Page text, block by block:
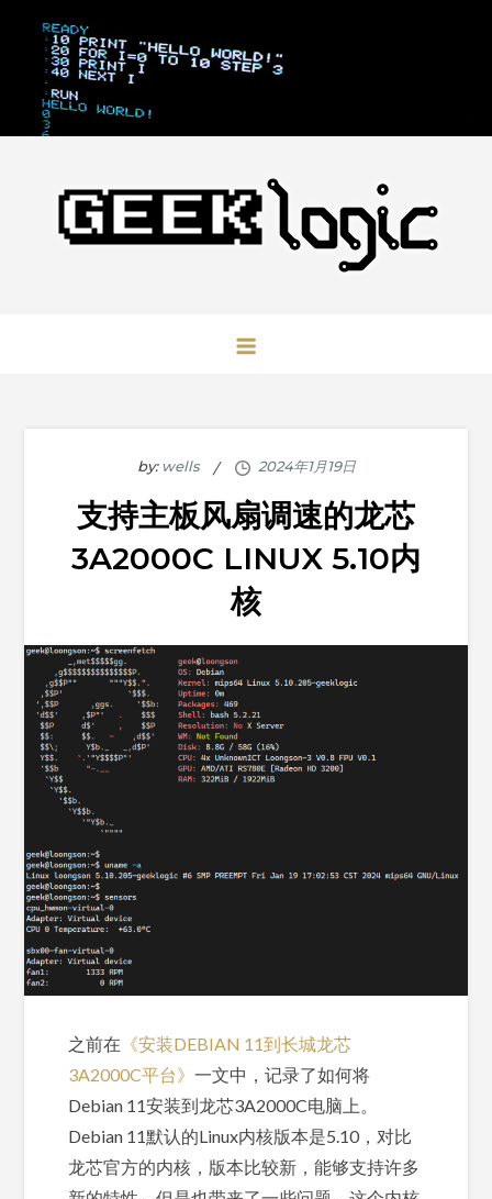
content
by: wells
支持主板风扇调速的龙芯
3A2000C LINUX 5.10内
核
之前在 《安装DEBIAN 11到长城龙芯
3A2000C平台》一文中，记录了如何将
Debian 11安装到龙芯3A2000C电脑上。
Debian 11默认的Linux内核版本是5.10，对比
龙芯官方的内核，版本比较新，能够支持许多